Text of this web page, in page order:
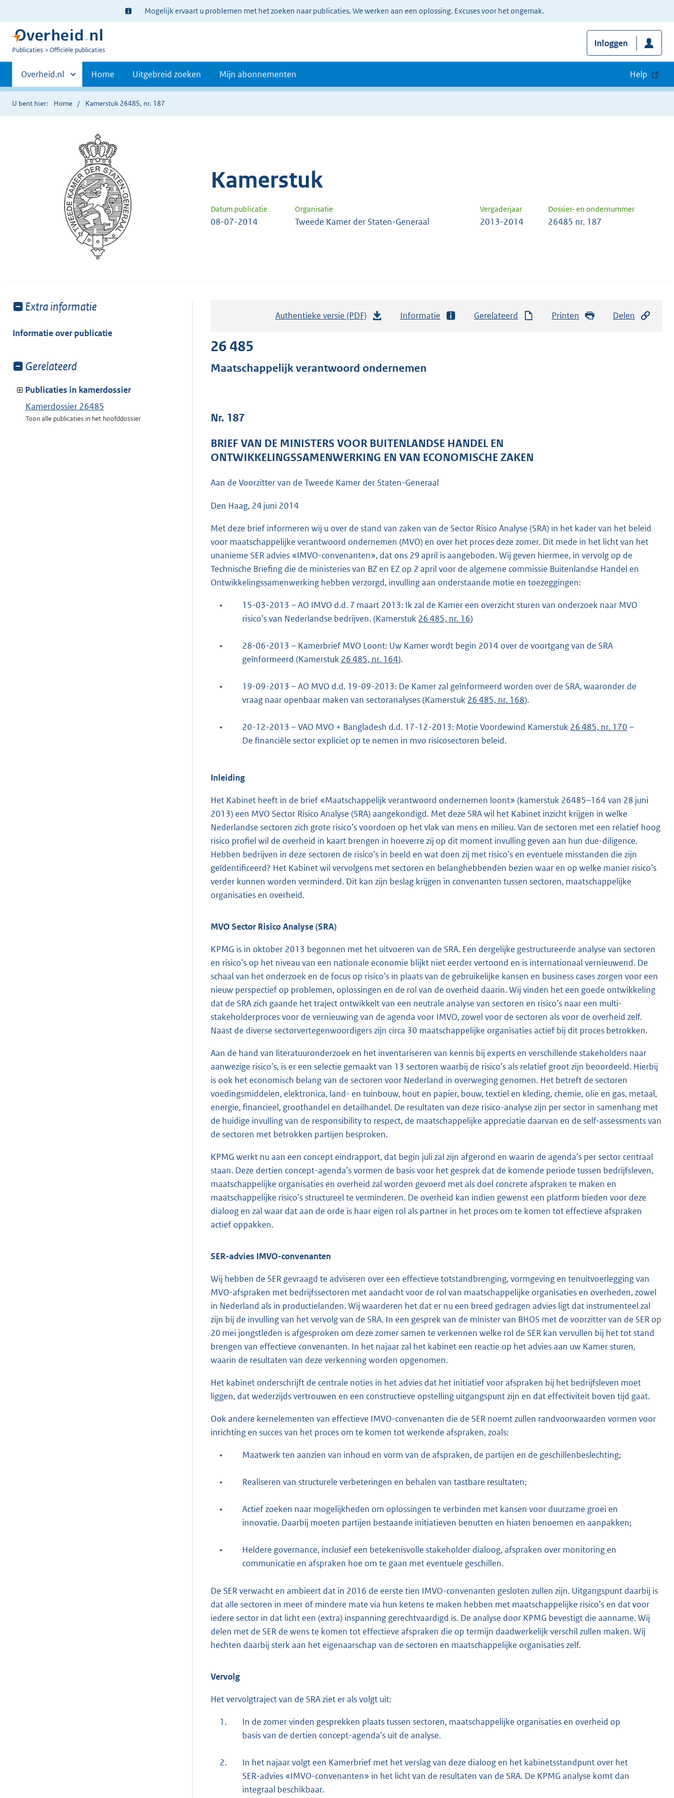
Ter
informatie:
Mogelijk ervaart u problemen met het zoeken naar publicaties. We werken aan een oplossing. Excuses voor het ongemak.
U
Publicaties Officiële publicaties
Inloggen
Primaire
navigatie
Andere
sites
binnen
Overheid.nl Home Uitgebreid zoeken Mijn abonnementen Help
U bent hier: Home Kamerstuk 26485, nr. 187
Kamerstuk
Datum publicatie Organisatie Vergaderjaar Dossier- en ondernummer
08-07-2014 Tweede Kamer der Staten-Generaal 2013-2014 26485 nr. 187
Toon
van:
Extra informatie
Informatie over publicatie
Toon
van:
Gerelateerd
Publicaties in kamerdossier
Kamerdossier 26485
Toon alle publicaties in het hoofddossier
Authentieke versie (PDF)
a
o
o
t
4
3
K
b
Informatie Gerelateerd Printen Delen
26 485
Maatschappelijk verantwoord ondernemen
Nr. 187
BRIEF VAN DE MINISTERS VOOR BUITENLANDSE HANDEL EN
ONTWIKKELINGSSAMENWERKING EN VAN ECONOMISCHE ZAKEN
Aan de Voorzitter van de Tweede Kamer der Staten-Generaal
Den Haag, 24 juni 2014
Met deze brief informeren wij u over de stand van zaken van de Sector Risico Analyse (SRA) in het kader van het beleid
voor maatschappelijke verantwoord ondernemen (MVO) en over het proces deze zomer. Dit mede in het licht van het
unanieme SER advies «IMVO-convenanten», dat ons 29 april is aangeboden. Wij geven hiermee, in vervolg op de
Technische Briefing die de ministeries van BZ en EZ op 2 april voor de algemene commissie Buitenlandse Handel en
Ontwikkelingssamenwerking hebben verzorgd, invulling aan onderstaande motie en toezeggingen:
•
15-03-2013 – AO IMVO d.d. 7 maart 2013: Ik zal de Kamer een overzicht sturen van onderzoek naar MVO
risico’s van Nederlandse bedrijven. (Kamerstuk 26 485, nr. 16)
•
28-06-2013 – Kamerbrief MVO Loont: Uw Kamer wordt begin 2014 over de voortgang van de SRA
geïnformeerd (Kamerstuk 26 485, nr. 164).
•
19-09-2013 – AO MVO d.d. 19-09-2013: De Kamer zal geïnformeerd worden over de SRA, waaronder de
vraag naar openbaar maken van sectoranalyses (Kamerstuk 26 485, nr. 168).
• 20-12-2013 – VAO MVO + Bangladesh d.d. 17-12-2013: Motie Voordewind Kamerstuk 26 485, nr. 170 –
De financiële sector expliciet op te nemen in mvo risicosectoren beleid.
Inleiding
Het Kabinet heeft in de brief «Maatschappelijk verantwoord ondernemen loont» (kamerstuk 26485–164 van 28 juni
2013) een MVO Sector Risico Analyse (SRA) aangekondigd. Met deze SRA wil het Kabinet inzicht krijgen in welke
Nederlandse sectoren zich grote risico’s voordoen op het vlak van mens en milieu. Van de sectoren met een relatief hoog
risico profiel wil de overheid in kaart brengen in hoeverre zij op dit moment invulling geven aan hun due-diligence.
Hebben bedrijven in deze sectoren de risico’s in beeld en wat doen zij met risico’s en eventuele misstanden die zijn
geïdentificeerd? Het Kabinet wil vervolgens met sectoren en belanghebbenden bezien waar en op welke manier risico’s
verder kunnen worden verminderd. Dit kan zijn beslag krijgen in convenanten tussen sectoren, maatschappelijke
organisaties en overheid.
MVO Sector Risico Analyse (SRA)
KPMG is in oktober 2013 begonnen met het uitvoeren van de SRA. Een dergelijke gestructureerde analyse van sectoren
en risico’s op het niveau van een nationale economie blijkt niet eerder vertoond en is internationaal vernieuwend. De
schaal van het onderzoek en de focus op risico’s in plaats van de gebruikelijke kansen en business cases zorgen voor een
nieuw perspectief op problemen, oplossingen en de rol van de overheid daarin. Wij vinden het een goede ontwikkeling
dat de SRA zich gaande het traject ontwikkelt van een neutrale analyse van sectoren en risico’s naar een multi-
stakeholderproces voor de vernieuwing van de agenda voor IMVO, zowel voor de sectoren als voor de overheid zelf.
Naast de diverse sectorvertegenwoordigers zijn circa 30 maatschappelijke organisaties actief bij dit proces betrokken.
Aan de hand van literatuuronderzoek en het inventariseren van kennis bij experts en verschillende stakeholders naar
aanwezige risico’s, is er een selectie gemaakt van 13 sectoren waarbij de risico’s als relatief groot zijn beoordeeld. Hierbij
is ook het economisch belang van de sectoren voor Nederland in overweging genomen. Het betreft de sectoren
voedingsmiddelen, elektronica, land- en tuinbouw, hout en papier, bouw, textiel en kleding, chemie, olie en gas, metaal,
energie, financieel, groothandel en detailhandel. De resultaten van deze risico-analyse zijn per sector in samenhang met
de huidige invulling van de responsibility to respect, de maatschappelijke appreciatie daarvan en de self-assessments van
de sectoren met betrokken partijen besproken.
KPMG werkt nu aan een concept eindrapport, dat begin juli zal zijn afgerond en waarin de agenda’s per sector centraal
staan. Deze dertien concept-agenda’s vormen de basis voor het gesprek dat de komende periode tussen bedrijfsleven,
maatschappelijke organisaties en overheid zal worden gevoerd met als doel concrete afspraken te maken en
maatschappelijke risico’s structureel te verminderen. De overheid kan indien gewenst een platform bieden voor deze
dialoog en zal waar dat aan de orde is haar eigen rol als partner in het proces om te komen tot effectieve afspraken
actief oppakken.
SER-advies IMVO-convenanten
Wij hebben de SER gevraagd te adviseren over een effectieve totstandbrenging, vormgeving en tenuitvoerlegging van
MVO-afspraken met bedrijfssectoren met aandacht voor de rol van maatschappelijke organisaties en overheden, zowel
in Nederland als in productielanden. Wij waarderen het dat er nu een breed gedragen advies ligt dat instrumenteel zal
zijn bij de invulling van het vervolg van de SRA. In een gesprek van de minister van BHOS met de voorzitter van de SER op
20 mei jongstleden is afgesproken om deze zomer samen te verkennen welke rol de SER kan vervullen bij het tot stand
brengen van effectieve convenanten. In het najaar zal het kabinet een reactie op het advies aan uw Kamer sturen,
waarin de resultaten van deze verkenning worden opgenomen.
Het kabinet onderschrijft de centrale noties in het advies dat het initiatief voor afspraken bij het bedrijfsleven moet
liggen, dat wederzijds vertrouwen en een constructieve opstelling uitgangspunt zijn en dat effectiviteit boven tijd gaat.
Ook andere kernelementen van effectieve IMVO-convenanten die de SER noemt zullen randvoorwaarden vormen voor
inrichting en succes van het proces om te komen tot werkende afspraken, zoals:
• Maatwerk ten aanzien van inhoud en vorm van de afspraken, de partijen en de geschillenbeslechting;
• Realiseren van structurele verbeteringen en behalen van tastbare resultaten;
•
Actief zoeken naar mogelijkheden om oplossingen te verbinden met kansen voor duurzame groei en
innovatie. Daarbij moeten partijen bestaande initiatieven benutten en hiaten benoemen en aanpakken;
•
Heldere governance, inclusief een betekenisvolle stakeholder dialoog, afspraken over monitoring en
communicatie en afspraken hoe om te gaan met eventuele geschillen.
De SER verwacht en ambieert dat in 2016 de eerste tien IMVO-convenanten gesloten zullen zijn. Uitgangspunt daarbij is
dat alle sectoren in meer of mindere mate via hun ketens te maken hebben met maatschappelijke risico’s en dat voor
iedere sector in dat licht een (extra) inspanning gerechtvaardigd is. De analyse door KPMG bevestigt die aanname. Wij
delen met de SER de wens te komen tot effectieve afspraken die op termijn daadwerkelijk verschil zullen maken. Wij
hechten daarbij sterk aan het eigenaarschap van de sectoren en maatschappelijke organisaties zelf.
Vervolg
Het vervolgtraject van de SRA ziet er als volgt uit:
1.
In de zomer vinden gesprekken plaats tussen sectoren, maatschappelijke organisaties en overheid op
basis van de dertien concept-agenda’s uit de analyse.
2.
In het najaar volgt een Kamerbrief met het verslag van deze dialoog en het kabinetsstandpunt over het
SER-advies «IMVO-convenanten» in het licht van de resultaten van de SRA. De KPMG analyse komt dan
integraal beschikbaar.